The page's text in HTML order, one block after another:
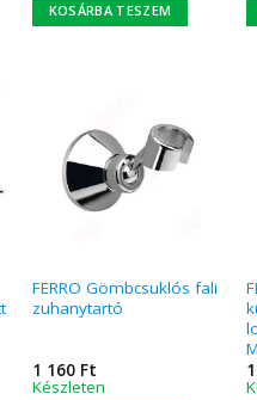
KOSÁRBA TESZEM
FERRO Gömbcsuklós fali
zuhanytartó
1 160 Ft
Készleten